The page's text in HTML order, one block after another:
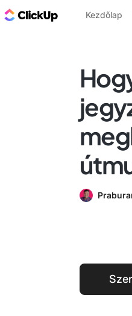
ClickUp blog
Kezdőlap